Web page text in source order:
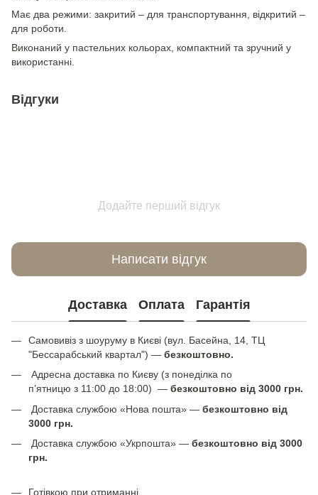
Має два режими: закритий – для транспортування, відкритий –
для роботи.
Виконаний у пастельних кольорах, компактний та зручний у
використанні.
Відгуки
Додайте перший відгук
Написати відгук
Доставка Оплата Гарантія
Самовивіз з шоуруму в Києві (вул. Басейна, 14, ТЦ
"Бессарабський квартал") — безкоштовно.
Адресна доставка по Києву (з понеділка по
п’ятницю з 11:00 до 18:00) — безкоштовно від 3000 грн.
Доставка службою «Нова пошта» — безкоштовно від
3000 грн.
Доставка службою «Укрпошта» — безкоштовно від 3000
грн.
Готівкою при отриманні